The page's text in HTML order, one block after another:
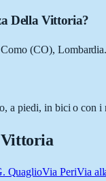
Della Vittoria?
(CO), Lombardia.
a piedi, in bici o con
Vittoria
QuaglioVia PeriVia